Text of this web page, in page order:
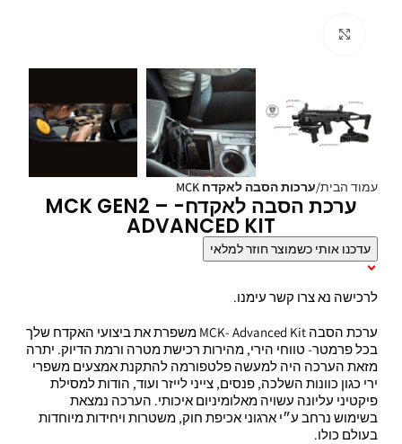
עמוד הבית ערכות הסבה לאקדח MCK
ערכת הסבה לאקדח- MCK GEN2 –
ADVANCED KIT
עדכנו אותי כשמוצר חוזר למלאי
לרכישה נא צרו קשר עימנו.
ערכת הסבה MCK- Advanced Kit משפרת את ביצועי האקדח שלך
בכל פרמטר- טווחי הירי, מהירות רכישת מטרה ורמת הדיוק. יתרה
מזאת הערכה היה למעשה פלטפורמה להתקנת אמצעים משפרי
ירי כגון כוונות השלכה, פנסים, צייני לייזר ועוד, הודות למסילת
פיקטיני עליונה עשויה מאלומיניום איכותי. הערכה נמצאת
בשימוש נרחב ע״י ארגוני אכיפת חוק, משטרות ויחידות מיוחדות
בעולם כולו.